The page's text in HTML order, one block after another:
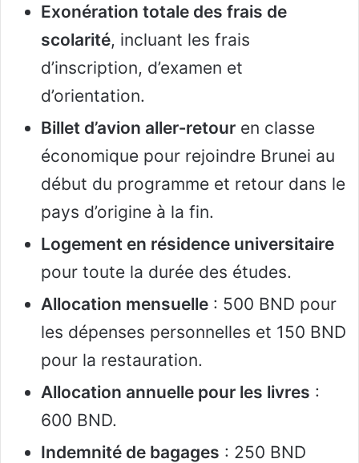
Exonération totale des frais de
scolarité, incluant les frais
d’inscription, d’examen et
d’orientation.
Billet d’avion aller‑retour en classe
économique pour rejoindre Brunei au
début du programme et retour dans le
pays d’origine à la fin.
Logement en résidence universitaire
pour toute la durée des études.
Allocation mensuelle : 500 BND pour
les dépenses personnelles et 150 BND
pour la restauration.
Allocation annuelle pour les livres :
600 BND.
Indemnité de bagages : 250 BND